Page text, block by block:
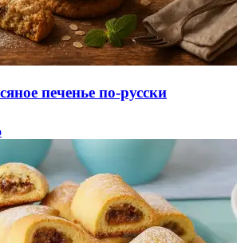
печенье по-русски